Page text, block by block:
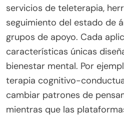
servicios de teleterapia,
seguimiento del estado de
grupos de apoyo. Cada
características únicas
bienestar mental. Por
terapia cognitivo-
cambiar patrones de
mientras que las